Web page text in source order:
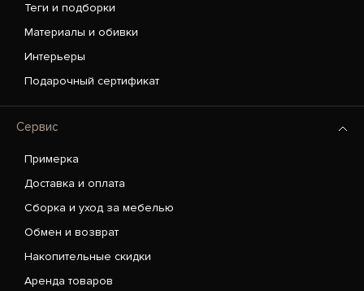
Теги и подборки
Материалы и обивки
Интерьеры
Подарочный сертификат
Сервис
Примерка
Доставка и оплата
Сборка и уход за мебелью
Обмен и возврат
Накопительные скидки
Аренда товаров